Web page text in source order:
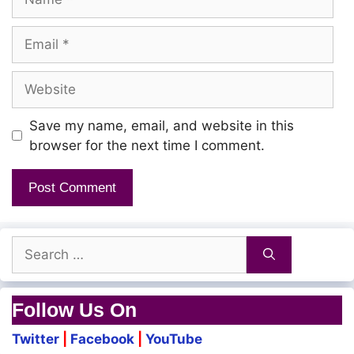
Vanna thogai nedungaalam
Thaai mugam
Dharisanam tharum naal idhu
Saei manam
Uravenum kadal neendhudhu
Paasam meerum podhu
Pesum vaarthai yedhu?
Paasam meerum podhu
Pesum vaarthai yedhu?
Hoo! oo oo…
Save my name, email, and website in this
browser for the next time I comment.
for:
Follow Us On
Twitter Facebook YouTube